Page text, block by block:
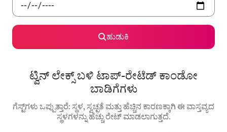
ಹುಡುಕಿ
ಟ್ವಿನ್ ಲೇಕ್ಸ್ ಬಳಿ ಟಾಪ್-ರೇಟೆಡ್ ಕಾಂಡೋ
ಬಾಡಿಗೆಗಳು
ಗೆಸ್ಟ್‌ಗಳು ಒಪ್ಪುತ್ತಾರೆ: ಸ್ಥಳ, ಸ್ವಚ್ಛತೆ ಮತ್ತು ಹೆಚ್ಚಿನ ಕಾರಣಕ್ಕಾಗಿ ಈ ವಾಸ್ತವ್ಯದ
ಸ್ಥಳಗಳನ್ನು ಹೆಚ್ಚು ರೇಟ್ ಮಾಡಲಾಗುತ್ತದೆ.